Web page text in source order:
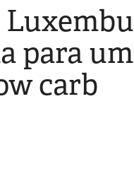
para
carb